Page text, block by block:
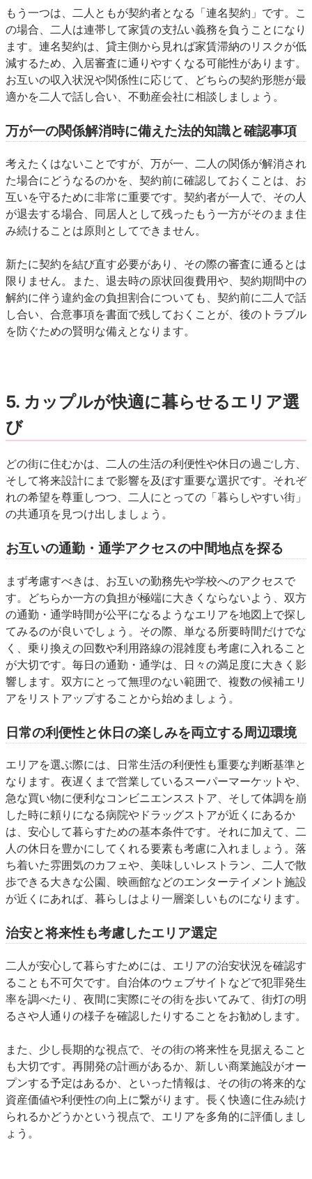
もう一つは、二人ともが契約者となる「連名契約」です。こ
の場合、二人は連帯して家賃の支払い義務を負うことになり
ます。連名契約は、貸主側から見れば家賃滞納のリスクが低
減するため、入居審査に通りやすくなる可能性があります。
お互いの収入状況や関係性に応じて、どちらの契約形態が最
適かを二人で話し合い、不動産会社に相談しましょう。
万が一の関係解消時に備えた法的知識と確認事項
考えたくはないことですが、万が一、二人の関係が解消され
た場合にどうなるのかを、契約前に確認しておくことは、お
互いを守るために非常に重要です。契約者が一人で、その人
が退去する場合、同居人として残ったもう一方がそのまま住
み続けることは原則としてできません。
新たに契約を結び直す必要があり、その際の審査に通るとは
限りません。また、退去時の原状回復費用や、契約期間中の
解約に伴う違約金の負担割合についても、契約前に二人で話
し合い、合意事項を書面で残しておくことが、後のトラブル
を防ぐための賢明な備えとなります。
5. カップルが快適に暮らせるエリア選
び
どの街に住むかは、二人の生活の利便性や休日の過ごし方、
そして将来設計にまで影響を及ぼす重要な選択です。それぞ
れの希望を尊重しつつ、二人にとっての「暮らしやすい街」
の共通項を見つけ出しましょう。
お互いの通勤・通学アクセスの中間地点を探る
まず考慮すべきは、お互いの勤務先や学校へのアクセスで
す。どちらか一方の負担が極端に大きくならないよう、双方
の通勤・通学時間が公平になるようなエリアを地図上で探し
てみるのが良いでしょう。その際、単なる所要時間だけでな
く、乗り換えの回数や利用路線の混雑度も考慮に入れること
が大切です。毎日の通勤・通学は、日々の満足度に大きく影
響します。双方にとって無理のない範囲で、複数の候補エリ
アをリストアップすることから始めましょう。
日常の利便性と休日の楽しみを両立する周辺環境
エリアを選ぶ際には、日常生活の利便性も重要な判断基準と
なります。夜遅くまで営業しているスーパーマーケットや、
急な買い物に便利なコンビニエンスストア、そして体調を崩
した時に頼りになる病院やドラッグストアが近くにあるか
は、安心して暮らすための基本条件です。それに加えて、二
人の休日を豊かにしてくれる要素も考慮に入れましょう。落
ち着いた雰囲気のカフェや、美味しいレストラン、二人で散
歩できる大きな公園、映画館などのエンターテイメント施設
が近くにあれば、暮らしはより一層楽しいものになります。
治安と将来性も考慮したエリア選定
二人が安心して暮らすためには、エリアの治安状況を確認す
ることも不可欠です。自治体のウェブサイトなどで犯罪発生
率を調べたり、夜間に実際にその街を歩いてみて、街灯の明
るさや人通りの様子を確認したりすることをお勧めします。
また、少し長期的な視点で、その街の将来性を見据えること
も大切です。再開発の計画があるか、新しい商業施設がオー
プンする予定はあるか、といった情報は、その街の将来的な
資産価値や利便性の向上に繋がります。長く快適に住み続け
られるかどうかという視点で、エリアを多角的に評価しまし
ょう。